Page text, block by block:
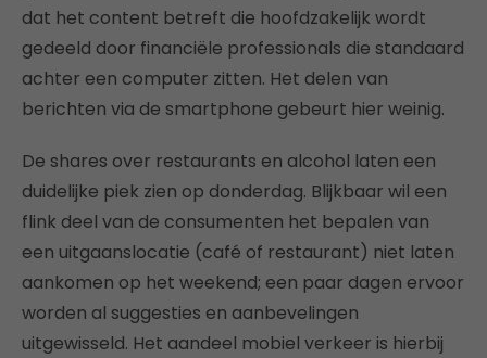
dat het content betreft die hoofdzakelijk wordt
gedeeld door financiële professionals die standaard
achter een computer zitten. Het delen van
berichten via de smartphone gebeurt hier weinig.
De shares over restaurants en alcohol laten een
duidelijke piek zien op donderdag. Blijkbaar wil een
flink deel van de consumenten het bepalen van
een uitgaanslocatie (café of restaurant) niet laten
aankomen op het weekend; een paar dagen ervoor
worden al suggesties en aanbevelingen
uitgewisseld. Het aandeel mobiel verkeer is hierbij